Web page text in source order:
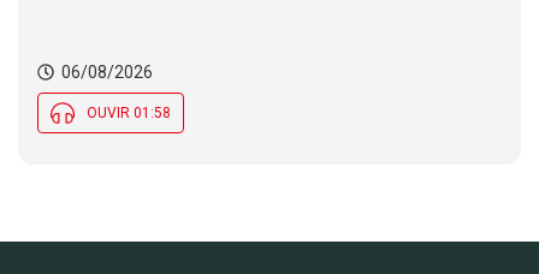
06/08/2026
OUVIR 01:58